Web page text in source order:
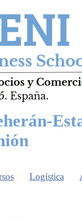
Logística